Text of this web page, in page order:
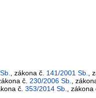
, zákona č. 141/2001 Sb. ,
č. 230/2006 Sb. ,
č. 353/2014 Sb. , zákona